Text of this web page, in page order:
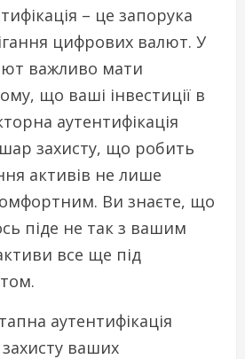
– це запорука
цифрових валют. У
важливо мати
що ваші інвестиції в
аутентифікація
захисту, що робить
активів не лише
Ви знаєте, що
піде не так з вашим
все ще під
аутентифікація
ваших